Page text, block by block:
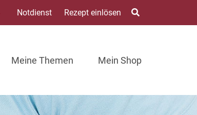
Notdienst Rezept einlösen
Meine Themen Mein Shop